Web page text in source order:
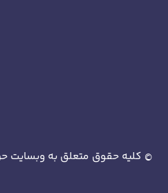
© کلیه حقوق متعلق به وبسایت